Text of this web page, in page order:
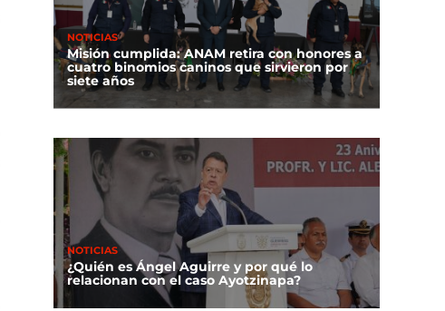
NOTICIAS
Misión cumplida: ANAM retira con honores a
cuatro binomios caninos que sirvieron por
siete años
NOTICIAS
¿Quién es Ángel Aguirre y por qué lo
relacionan con el caso Ayotzinapa?